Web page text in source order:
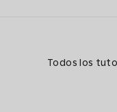
Todos los